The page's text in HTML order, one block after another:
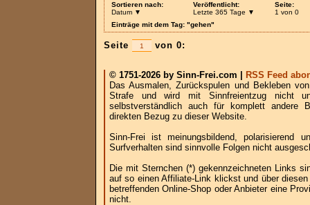
Sortieren nach:
Datum ▼
Veröffentlicht:
Letzte 365 Tage ▼
Seite:
1 von 0
Einträge mit dem Tag: "gehen"
Seite von 0:
© 1751-2026 by Sinn-Frei.com |
RSS Feed
Das Ausmalen, Zurückspulen und Bekleben
Strafe und wird mit Sinnfreientzug nicht
selbstverständlich auch für komplett andere
direkten Bezug zu dieser Website.
Sinn-Frei ist meinungsbildend, polarisierend
Surfverhalten sind sinnvolle Folgen nicht
Die mit Sternchen (*) gekennzeichneten Links
auf so einen Affiliate-Link klickst und über
betreffenden Online-Shop oder Anbieter eine
nicht.